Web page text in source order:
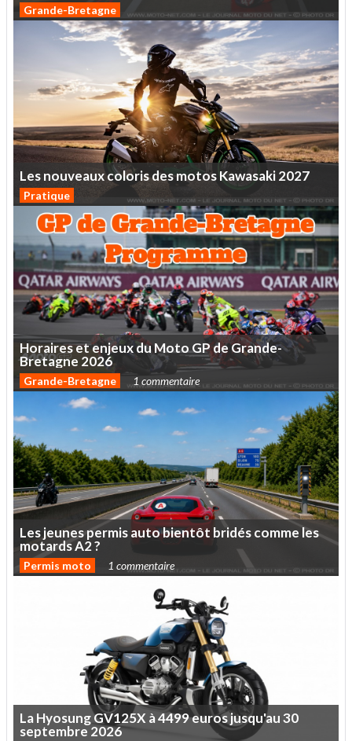
Grande-Bretagne
LesnouveauxcolorisdesmotosKawasaki2027
Pratique
HorairesetenjeuxduMotoGPdeGrande-
Bretagne 2026
Grande-Bretagne 1 commentaire
Lesjeunespermisautobientôt bridéscommeles
motardsA2?
Permis moto 1 commentaire
LaHyosungGV125X à4499eurosjusqu'au30
septembre 2026